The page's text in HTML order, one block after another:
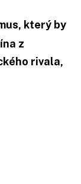
který by
z
rivala,